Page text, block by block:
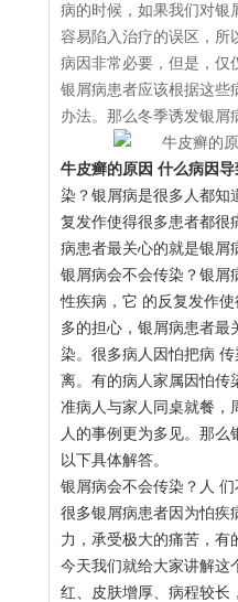
病的时候，如果我们对银
容易陷入治疗的误区，所
病因非常必要，但是，仅
银屑病患者应该根据这些
办法。那么冬季诱发银屑
牛皮癣的原因 什么病因
染？银屑病是很多人都知
复发作使得很多患者都很
病患者最关心的就是银屑
银屑病会不会传染？银屑
性疾病，它 的反复发作
多的担心，银屑病患者最
染。很多病人因怕把病
离。有的病人家属因怕传
准病人与家人同桌就餐，
人的事例更为多见。那么
以下具体解答。
银屑病会不会传染？人
很多银屑病患者因为怕疾
力，承受极大的痛苦，有
今天我们就给大家讲解这
红、皮肤增厚、病程较长